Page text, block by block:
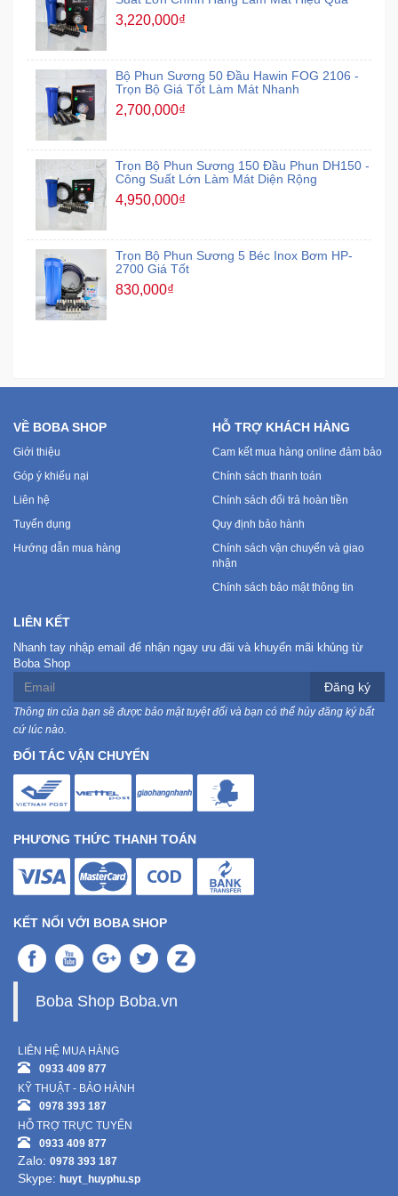
3,220,000₫
Bộ Phun Sương 50 Đầu Hawin FOG 2106 -
Trọn Bộ Giá Tốt Làm Mát Nhanh
2,700,000₫
Trọn Bộ Phun Sương 150 Đầu Phun DH150 -
Công Suất Lớn Làm Mát Diện Rộng
4,950,000₫
Trọn Bộ Phun Sương 5 Béc Inox Bơm HP-
2700 Giá Tốt
830,000₫
VỀ BOBA SHOP
Giới thiệu
Góp ý khiếu nại
Liên hệ
Tuyển dụng
Hướng dẫn mua hàng
HỖ TRỢ KHÁCH HÀNG
Cam kết mua hàng online đảm bảo
Chính sách thanh toán
Chính sách đổi trả hoàn tiền
Quy định bảo hành
Chính sách vận chuyển và giao
nhận
Chính sách bảo mật thông tin
LIÊN KẾT
Nhanh tay nhập email để nhận ngay ưu đãi và khuyến mãi khủng từ
Boba Shop
Đăng ký
Thông tin của bạn sẽ được bảo mật tuyệt đối và bạn có thể hủy đăng ký bất
cứ lúc nào.
ĐỐI TÁC VẬN CHUYỂN
PHƯƠNG THỨC THANH TOÁN
KẾT NỐI VỚI BOBA SHOP
Boba Shop Boba.vn
LIÊN HỆ MUA HÀNG
0933 409 877
KỸ THUẬT - BẢO HÀNH
0978 393 187
HỖ TRỢ TRỰC TUYẾN
0933 409 877
Zalo: 0978 393 187
Skype: huyt_huyphu.sp